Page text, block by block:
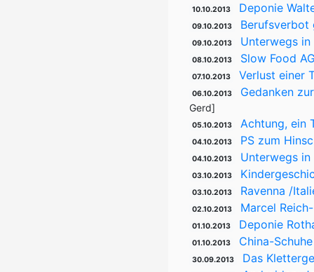
10.10.2013 Deponie
09.10.2013 Berufsverbot
09.10.2013 Unterwegs
08.10.2013 Slow Food
07.10.2013 Verlust einer
06.10.2013 Gedanken
Gerd]
05.10.2013 Achtung, ein
04.10.2013 PS zum
04.10.2013 Unterwegs in
03.10.2013
03.10.2013 Ravenna /
02.10.2013 Marcel
01.10.2013 Deponie
01.10.2013 China-
30.09.2013 Das